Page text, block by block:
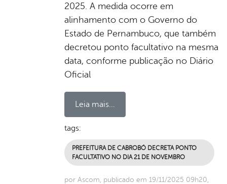
2025. A medida ocorre em
alinhamento com o Governo do
Estado de Pernambuco, que também
decretou ponto facultativo na mesma
data, conforme publicação no Diário
Oficial
Leia mais...
tags:
PREFEITURA DE CABROBÓ DECRETA PONTO
FACULTATIVO NO DIA 21 DE NOVEMBRO
por Ascom, publicado em 19/11/2025 09h20,